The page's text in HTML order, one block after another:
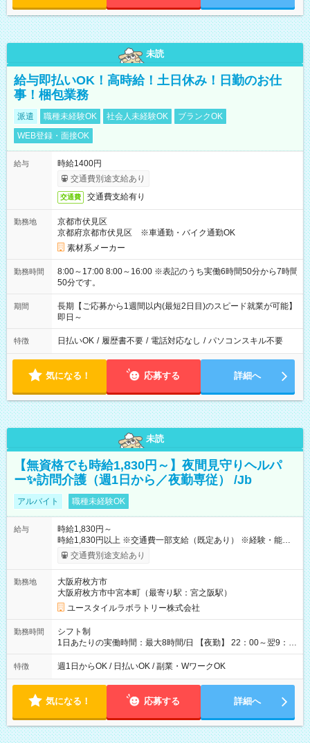
未読
給与即払いOK！高時給！土日休み！日勤のお仕
事！梱包業務
派遣 職種未経験OK 社会人未経験OK
ブランクOK
WEB登録・面接OK
給与
時給1400円
交通費別途支給あり
交通費 交通費支給有り
勤務地
京都市伏見区
京都府京都市伏見区 ※車通勤・バイク通勤OK
素材系メーカー
勤務時間
8:00～17:00 8:00～16:00 ※表記のうち実働6時間50分から7時間
50分です。
期間
長期【ご応募から1週間以内(最短2日目)のスピード就業が可能】
即日～
特徴 日払いOK / 履歴書不要 / 電話対応なし / パソコンスキル不要
気になる！ 応募する 詳細へ
未読
【無資格でも時給1,830円～】夜間見守りヘルパ
ー✨訪問介護（週1日から／夜勤専従） /Jb
アルバイト 職種未経験OK
給与
時給1,830円～
時給1,830円以上 ※交通費一部支給（既定あり） ※経験・能力を
考慮して決定します 【収入例】 週1回勤務の場合：1,830円×8時
間×4回=5万8,560円 週3回勤務の場合：1,830円×8時間×12回
月 ※ 雇用形態と給与に、本採用時と異なる部分があります。 雇
用形態：本採用時と同じです。 給与：時給 1,610円以上
交通費別途支給あり
勤務地
大阪府枚方市
大阪府枚方市中宮本町（最寄り駅：宮之阪駅）
ユースタイルラボラトリー株式会社
勤務時間
シフト制
1日あたりの実働時間：最大8時間/日 【夜勤】 22：00～翌9：
00 ※週1日～OK ／ 夜勤専従 ＊＊ 勤務時間例 ＊＊ ■22時か
ら翌7時 ■23時から翌8時 ■24時から翌9時 など ※上記の時間
ます。 ※曜日固定（毎週同じ曜日での勤務となります）
特徴 週1日からOK / 日払いOK / 副業・WワークOK
気になる！ 応募する 詳細へ